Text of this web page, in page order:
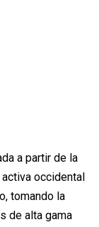
a partir de la
occidental
tomando la
de alta gama